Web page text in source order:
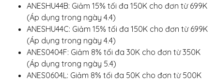
ANESHU44B: Giảm 15% tối đa 150K cho đơn từ 699K
(Áp dụng trong ngày 4.4)
ANESHU44C: Giảm 15% tối đa 150K cho đơn từ 699K
(Áp dụng trong ngày 4.4)
ANES0404F: Giảm 8% tối đa 30K cho đơn từ 350K
(Áp dụng trong ngày 5.4)
ANES0604L: Giảm 8% tối đa 50K cho đơn từ 500K